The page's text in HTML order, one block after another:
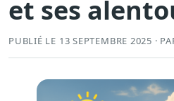
et ses
PUBLIÉ LE 13 SEPTEMBRE 2025 ·